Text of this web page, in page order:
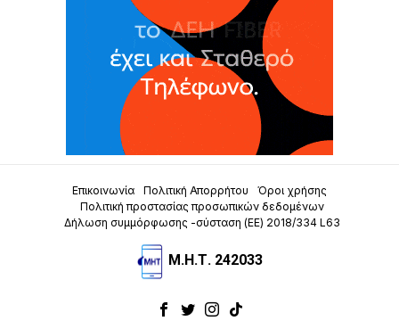
Επικοινωνία Πολιτική Απορρήτου
Όροι χρήσης
Πολιτική προστασίας προσωπικών δεδομένων
Δήλωση συμμόρφωσης -σύσταση (ΕΕ) 2018/334 L63
Μ.Η.Τ. 242033